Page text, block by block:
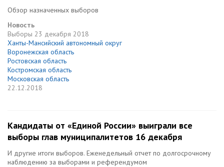
Обзор назначенных выборов
Новость
Выборы 23 декабря 2018
Ханты-Мансийский автономный округ
Воронежская область
Ростовская область
Костромская область
Московская область
22.12.2018
Кандидаты от «Единой России» выиграли все
выборы глав муниципалитетов 16 декабря
И другие итоги выборов. Еженедельный отчет по долгосрочному
наблюдению за выборами и референдумом